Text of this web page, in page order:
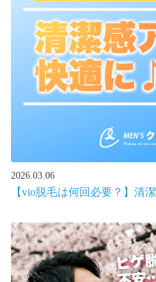
2026.03.06
【vio脱毛は何回必要？】清